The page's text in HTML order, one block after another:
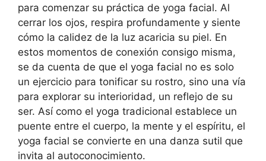
para comenzar su práctica de yoga facial. Al
cerrar los ojos, respira profundamente y siente
cómo la calidez de la luz acaricia su piel. En
estos momentos de conexión consigo misma,
se da cuenta de que el yoga facial no es solo
un ejercicio para tonificar su rostro, sino una vía
para explorar su interioridad, un reflejo de su
ser. Así como el yoga tradicional establece un
puente entre el cuerpo, la mente y el espíritu, el
yoga facial se convierte en una danza sutil que
invita al autoconocimiento.